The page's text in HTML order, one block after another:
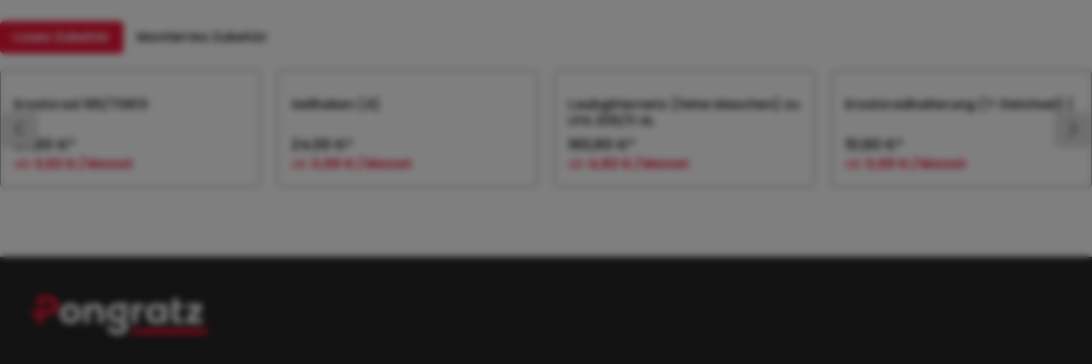
Loses Zubehör Montiertes Zubehör
Produktgalerie überspringen
Ersatzrad 165/70R13
117,60 €*
ab 3,53 € / Monat
Seilhaken (4)
24,00 €*
ab 3,00 € / Monat
Laubgitternetz (feine Maschen) zu
LPA 205/11 AL
160,80 €*
ab 4,82 € / Monat
Ersatzradhalterung (T-Deichsel) (
51,60 €*
ab 3,00 € / Monat